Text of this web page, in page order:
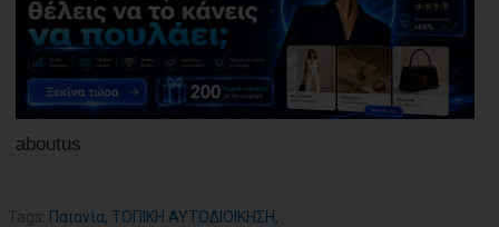
aboutus
Tags: Παιανία, ΤΟΠΙΚΗ ΑΥΤΟΔΙΟΙΚΗΣΗ,